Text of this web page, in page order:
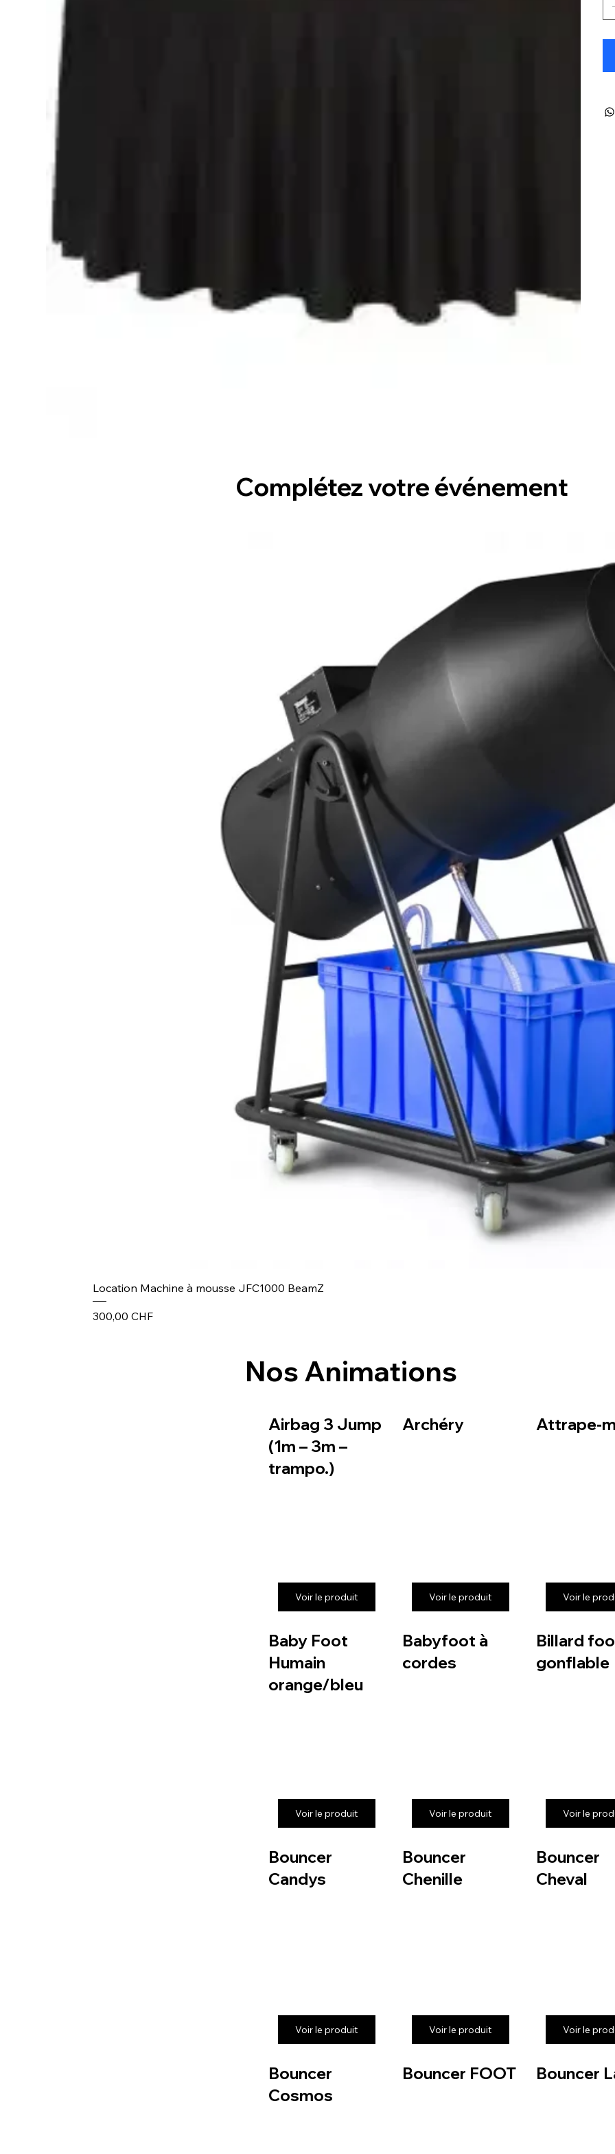
Complétez votre événement
Location Machine à mousse JFC1000 BeamZ
Prix
300,00 CHF
Nos Animations
Airbag 3 Jump
(1m – 3m –
trampo.)
Voir le produit
Archéry
Voir le produit
Attrape-
Voir le
Baby Foot
Humain
orange/bleu
Voir le produit
Babyfoot à
cordes
Voir le produit
Billard
gonflable
Voir le
Bouncer
Candys
Voir le produit
Bouncer
Chenille
Voir le produit
Bouncer
Cheval
Voir le
Bouncer
Cosmos
Bouncer FOOT Bouncer